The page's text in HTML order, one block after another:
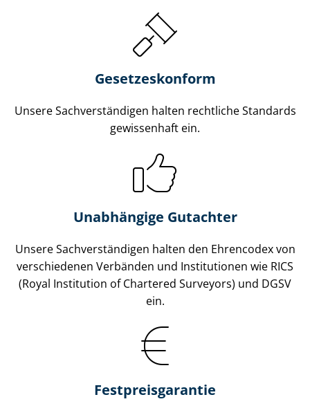
Gesetzes­konform
Unsere Sach­ver­stän­di­gen halten rechtliche Standards
gewissenhaft ein.
Unabhängige Gutachter
Unsere Sach­ver­stän­di­gen halten den Ehrencodex von
verschiedenen Verbänden und Institutionen wie RICS
(Royal Institution of Chartered Surveyors) und DGSV
ein.
Festpreis​garantie